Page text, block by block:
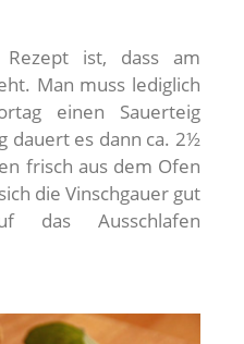
ist, dass am
Man muss lediglich
einen Sauerteig
dauert es dann ca. 2½
frisch aus dem Ofen
die Vinschgauer gut
das Ausschlafen